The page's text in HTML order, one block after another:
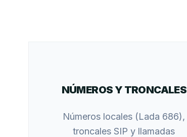
NÚMEROS Y TRONCALES
Números locales (Lada 686),
troncales SIP y llamadas